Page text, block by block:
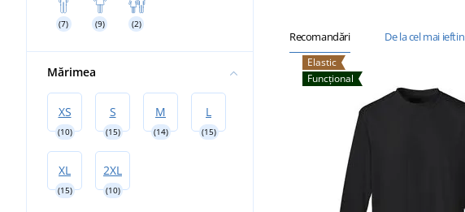
(7) (9) (2)
Mărimea
XS
(10)
S
(15)
M
(14)
L
(15)
XL
(15)
2XL
(10)
Recomandări De la cel mai ieftin
Elastic
Funcțional